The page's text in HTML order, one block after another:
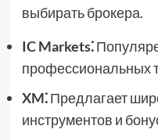
выбирать брокера.
IC Markets⁚
профессиональных
XM⁚Предлагает
инструментов и